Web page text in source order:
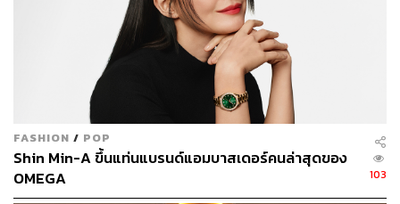
FASHION / POP
Shin Min-A ขึ้นแท่นแบรนด์แอมบาสเดอร์คนล่าสุดของ
OMEGA
103